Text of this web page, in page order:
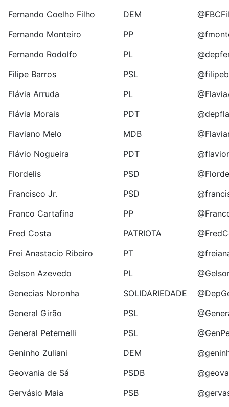
Fernando Coelho Filho
DEM
Fernando Monteiro
PP
Fernando Rodolfo
PL
Filipe Barros
PSL
Flávia Arruda
PL
Flávia Morais
PDT
Flaviano Melo
MDB
Flávio Nogueira
PDT
Flordelis
PSD
Francisco Jr.
PSD
Franco Cartafina
PP
Fred Costa
PATRIOTA
Frei Anastacio Ribeiro
PT
Gelson Azevedo
PL
Genecias Noronha
SOLIDARIEDADE
General Girão
PSL
General Peternelli
PSL
Geninho Zuliani
DEM
Geovania de Sá
PSDB
Gervásio Maia
PSB